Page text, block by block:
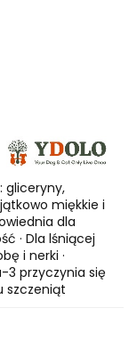
gliceryny,
miękkie i
dla
· Dla lśniącej
i nerki ·
3 przyczynia się
szczeniąt